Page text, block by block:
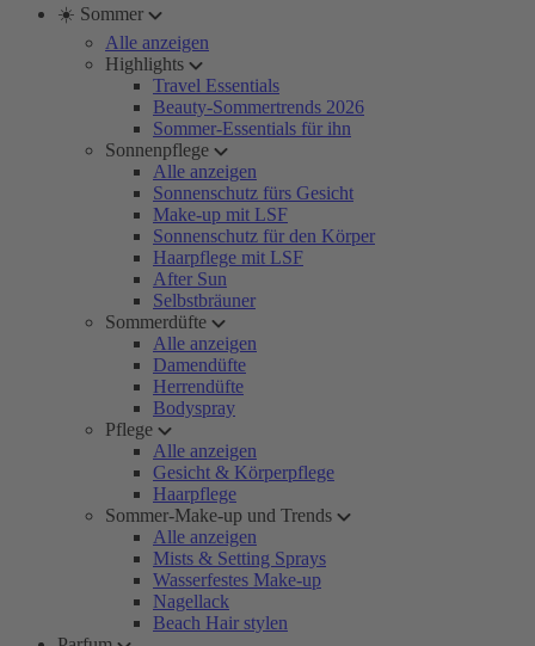
☀️ Sommer
Alle anzeigen
Highlights
Travel Essentials
Beauty-Sommertrends 2026
Sommer-Essentials für ihn
Sonnenpflege
Alle anzeigen
Sonnenschutz fürs Gesicht
Make-up mit LSF
Sonnenschutz für den Körper
Haarpflege mit LSF
After Sun
Selbstbräuner
Sommerdüfte
Alle anzeigen
Damendüfte
Herrendüfte
Bodyspray
Pflege
Alle anzeigen
Gesicht & Körperpflege
Haarpflege
Sommer-Make-up und Trends
Alle anzeigen
Mists & Setting Sprays
Wasserfestes Make-up
Nagellack
Beach Hair stylen